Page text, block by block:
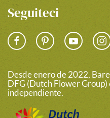
Seguiteci
Desde enero de 2022,
DFG (Dutch Flower Group)
independiente.